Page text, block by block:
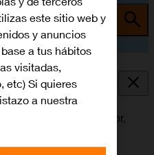
del contestador
del contestador,
al problema.
este sitio web y
y anuncios
a tus hábitos
visitadas,
etc) Si quieres
a nuestra